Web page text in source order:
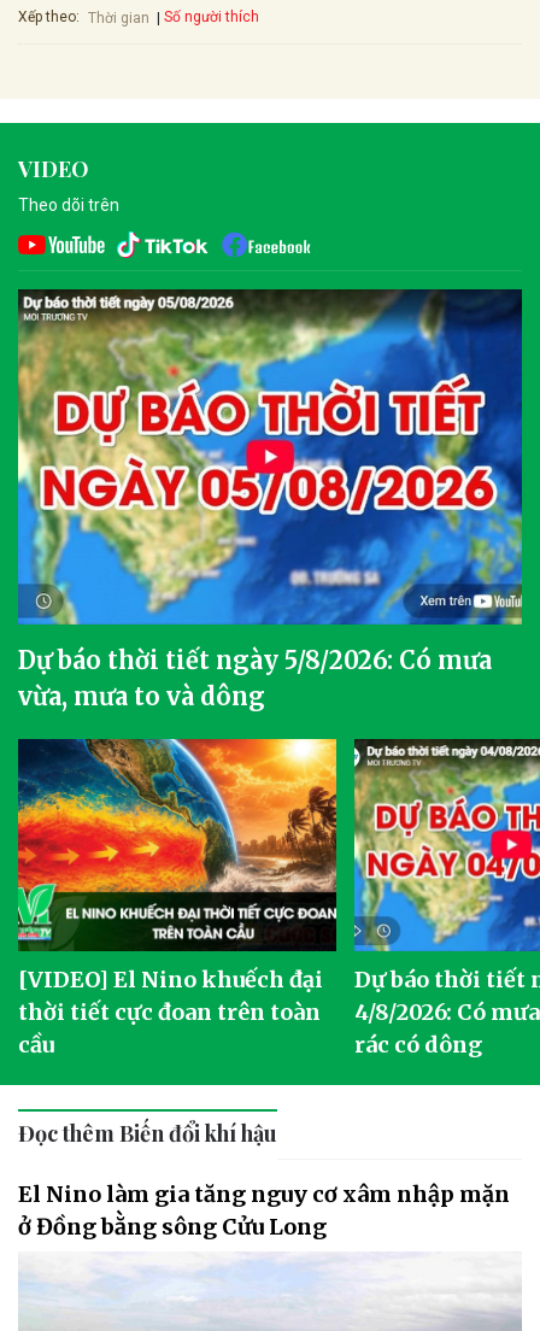
Xếp theo: Thời gian Số người thích
VIDEO
Theo dõi trên
Dự báo thời tiết ngày 5/8/2026: Có mưa
vừa, mưa to và dông
[VIDEO] El Nino khuếch đại
thời tiết cực đoan trên toàn
cầu
Dự báo thời tiết
4/8/2026: Có
rác có dông
Đọc thêm Biến đổi khí hậu
El Nino làm gia tăng nguy cơ xâm nhập mặn
ở Đồng bằng sông Cửu Long